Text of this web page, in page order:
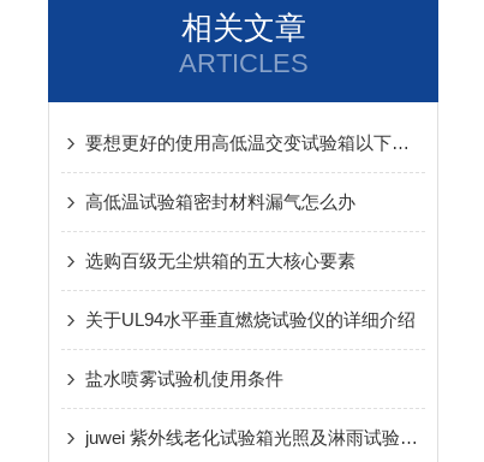
相关文章
ARTICLES
要想更好的使用高低温交变试验箱以下维护保养*
高低温试验箱密封材料漏气怎么办
选购百级无尘烘箱的五大核心要素
关于UL94水平垂直燃烧试验仪的详细介绍
盐水喷雾试验机使用条件
juwei 紫外线老化试验箱光照及淋雨试验环节介绍